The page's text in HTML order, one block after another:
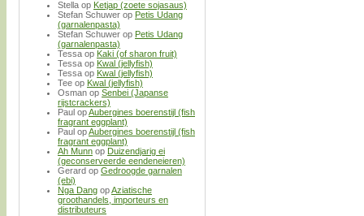
Stella op Ketjap (zoete sojasaus)
Stefan Schuwer op Petis Udang
(garnalenpasta)
Stefan Schuwer op Petis Udang
(garnalenpasta)
Tessa op Kaki (of sharon fruit)
Tessa op Kwal (jellyfish)
Tessa op Kwal (jellyfish)
Tee op Kwal (jellyfish)
Osman op Senbei (Japanse
rijstcrackers)
Paul opAubergines boerenstijl (fish
fragrant eggplant)
Paul opAubergines boerenstijl (fish
fragrant eggplant)
Ah Munn op Duizendjarig ei
(geconserveerde eendeneieren)
Gerard op Gedroogde garnalen
(ebi)
Nga Dang opAziatische
groothandels, importeurs en
distributeurs